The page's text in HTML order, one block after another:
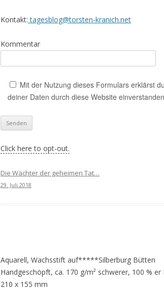
Kontakt: tagesblog@torsten-kranich.net
Kommentar
Mit der Nutzung dieses Formulars erklärst
deiner Daten durch diese Website
Click here to opt-out.
Die Wächter der geheimen Tat…
29. Juli 2018
Aquarell, Wachsstift auf*****Silberburg Bütten
Handgeschöpft, ca. 170 g/m² schwerer, 100 %
210 x 155 mm